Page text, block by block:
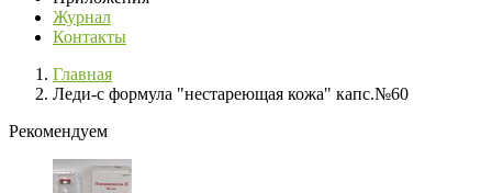
Журнал
Контакты
Главная
Леди-с формула "нестареющая кожа" капс.№60
Рекомендуем